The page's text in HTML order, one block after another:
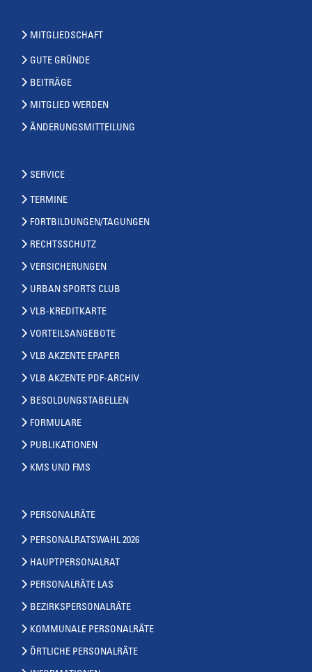
MITGLIEDSCHAFT
GUTE GRÜNDE
BEITRÄGE
MITGLIED WERDEN
ÄNDERUNGSMITTEILUNG
SERVICE
TERMINE
FORTBILDUNGEN/TAGUNGEN
RECHTSSCHUTZ
VERSICHERUNGEN
URBAN SPORTS CLUB
VLB-KREDITKARTE
VORTEILSANGEBOTE
VLB AKZENTE EPAPER
VLB AKZENTE PDF-ARCHIV
BESOLDUNGSTABELLEN
FORMULARE
PUBLIKATIONEN
KMS UND FMS
PERSONALRÄTE
PERSONALRATSWAHL 2026
HAUPTPERSONALRAT
PERSONALRÄTE LAS
BEZIRKSPERSONALRÄTE
KOMMUNALE PERSONALRÄTE
ÖRTLICHE PERSONALRÄTE